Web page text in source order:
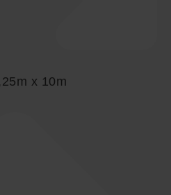
x 10m